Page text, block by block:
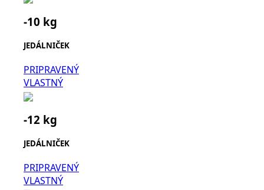
-10 kg
JEDÁLNIČEK
PRIPRAVENÝ
VLASTNÝ
-12 kg
JEDÁLNIČEK
PRIPRAVENÝ
VLASTNÝ